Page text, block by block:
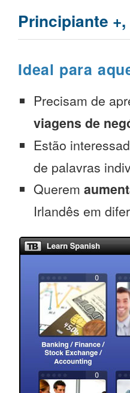
Principiante
Ideal para
Precisam de
viagens de
Estão
de palavras
Querem
Irlandês em